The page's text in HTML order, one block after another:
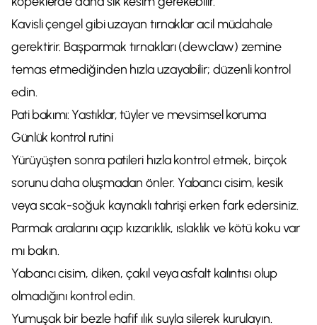
Kavisli çengel gibi uzayan tırnaklar acil müdahale
gerektirir. Başparmak tırnakları (dewclaw) zemine
temas etmediğinden hızla uzayabilir; düzenli kontrol
edin.
Pati bakımı: Yastıklar, tüyler ve mevsimsel koruma
Günlük kontrol rutini
Yürüyüşten sonra patileri hızla kontrol etmek, birçok
sorunu daha oluşmadan önler. Yabancı cisim, kesik
veya sıcak-soğuk kaynaklı tahrişi erken fark edersiniz.
Parmak aralarını açıp kızarıklık, ıslaklık ve kötü koku var
mı bakın.
Yabancı cisim, diken, çakıl veya asfalt kalıntısı olup
olmadığını kontrol edin.
Yumuşak bir bezle hafif ılık suyla silerek kurulayın.